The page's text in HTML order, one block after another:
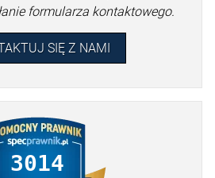
formularza kontaktowego.
SIĘ Z NAMI
3014